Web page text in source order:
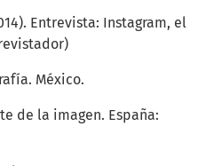
Entrevista: Instagram, el
México.
de la imagen. España: